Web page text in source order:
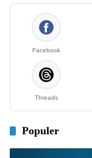
Facebook
Threads
Populer